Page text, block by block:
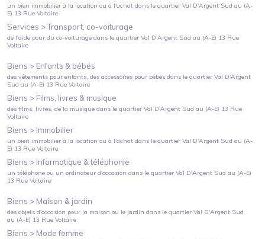
un bien immobilier à la location ou à l'achat dans le quartierVal D'Argent Sud au (A-
E) 13 Rue Voltaire
Services >Transport, co-voiturage
de l'aide pour du co-voiturage dans le quartierVal D'Argent Sud au (A-E) 13 Rue
Voltaire
Biens > Enfants & bébés
des vêtements pour enfants, des accessoires pour bébés dans le quartierVal D'Argent
Sud au (A-E) 13 Rue Voltaire
Biens > Films, livres & musique
des films, livres, de la musique dans le quartierVal D'Argent Sud au (A-E) 13 Rue
Voltaire
Biens > Immobilier
un bien immobilier à la location ou à l'achat dans le quartierVal D'Argent Sud au (A-
E) 13 Rue Voltaire
Biens > Informatique & téléphonie
un téléphone ou un ordinateur d'occasion dans le quartierVal D'Argent Sud au (A-E)
13 Rue Voltaire
Biens > Maison & jardin
des objets d'occasion pour la maison ou le jardin dans le quartierVal D'Argent Sud
au (A-E) 13 Rue Voltaire
Biens > Mode femme